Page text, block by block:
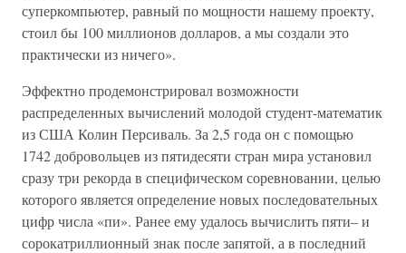
суперкомпьютер, равный по мощности нашему проекту,
стоил бы 100 миллионов долларов, а мы создали это
практически из ничего».
Эффектно продемонстрировал возможности
распределенных вычислений молодой студент-математик
из США Колин Персиваль. За 2,5 года он с помощью
1742 добровольцев из пятидесяти стран мира установил
сразу три рекорда в специфическом соревновании, целью
которого является определение новых последовательных
цифр числа «пи». Ранее ему удалось вычислить пяти– и
сорокатриллионный знак после запятой, а в последний